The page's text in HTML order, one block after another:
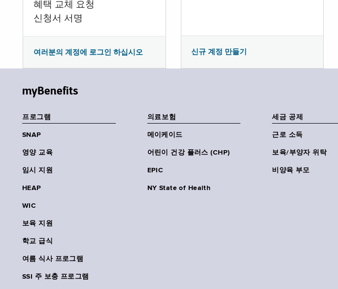
혜택 교체 요청
신청서 서명
여러분의 계정에 로그인 하십시오 신규 계정 만들기
myBenefits
프로그램
SNAP
영양 교육
임시 지원
HEAP
WIC
보육 지원
학교 급식
여름 식사 프로그램
SSI 주 보충 프로그램
의료보험
메이케이드
어린이 건강 플러스 (CHP)
EPIC
NY State of Health
세금 공제
근로 소득
보육/부양자 위탁
비양육 부모